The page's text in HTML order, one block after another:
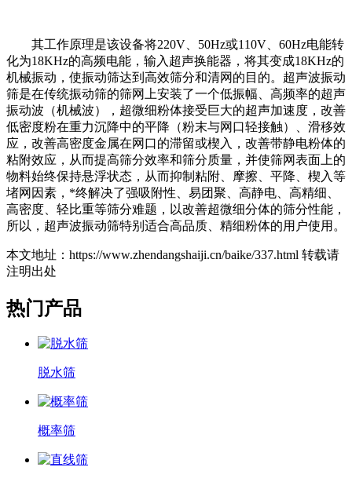
其工作原理是该设备将220V、50Hz或110V、60Hz电能转
化为18KHz的高频电能，输入超声换能器，将其变成18KHz的
机械振动，使振动筛达到高效筛分和清网的目的。超声波振动
筛是在传统振动筛的筛网上安装了一个低振幅、高频率的超声
振动波（机械波），超微细粉体接受巨大的超声加速度，改善
低密度粉在重力沉降中的平降（粉末与网口轻接触）、滑移效
应，改善高密度金属在网口的滞留或楔入，改善带静电粉体的
粘附效应，从而提高筛分效率和筛分质量，并使筛网表面上的
物料始终保持悬浮状态，从而抑制粘附、摩擦、平降、楔入等
堵网因素，*终解决了强吸附性、易团聚、高静电、高精细、
高密度、轻比重等筛分难题，以改善超微细分体的筛分性能，
所以，超声波振动筛特别适合高品质、精细粉体的用户使用。
本文地址：https://www.zhendangshaiji.cn/baike/337.html 转载请
注明出处
热门产品
脱水筛
概率筛